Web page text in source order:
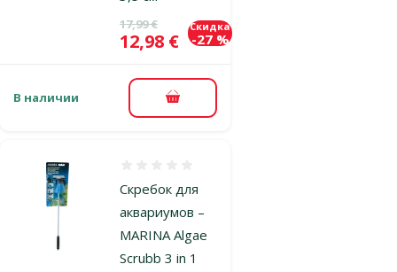
Исходная цена
17,99 €
Цена
12,98 €
Скидка
-27 %
В наличии В корзину
Скребок для
аквариумов –
MARINA Algae
Scrubb 3 in 1